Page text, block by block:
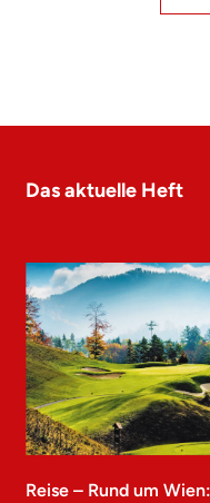
Das aktuelle Heft
Reise – Rund um